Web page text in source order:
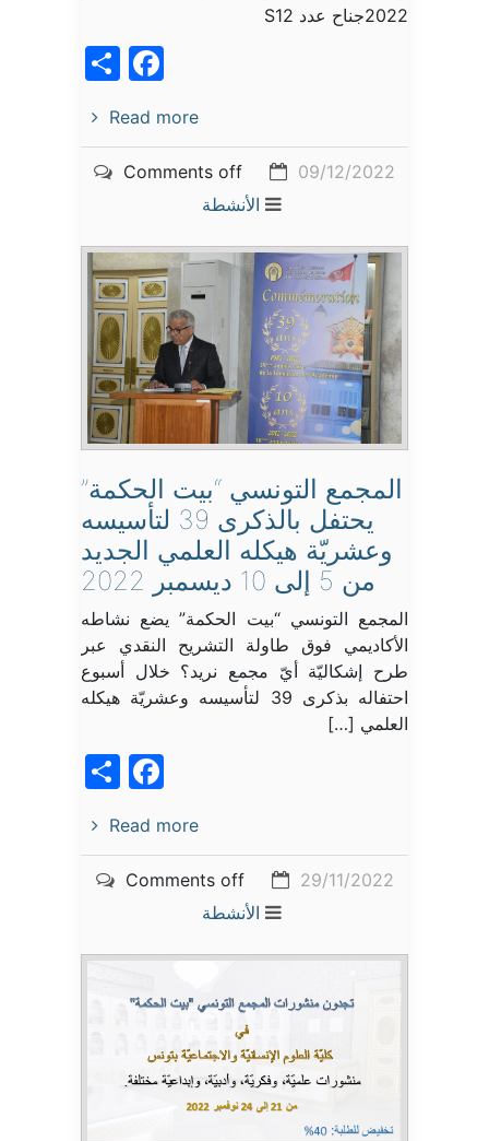
2022جناح عدد S12
Read more
09/12/2022
Comments off
الأنشطة
المجمع التونسي “بيت الحكمة”
يحتفل بالذكرى 39 لتأسيسه
وعشريّة هيكله العلمي الجديد
من 5 إلى 10 ديسمبر 2022
المجمع التونسي “بيت الحكمة” يضع نشاطه
الأكاديمي فوق طاولة التشريح النقدي عبر
طرح إشكاليّة أيّ مجمع نريد؟ خلال أسبوع
احتفاله بذكرى 39 لتأسيسه وعشريّة هيكله
العلمي […]
Read more
29/11/2022
Comments off
الأنشطة